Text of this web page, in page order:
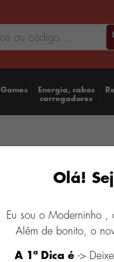
Games
Energia, cabos
carregadores
Olá!
Eu sou o Moderninho
Além de bonito, o
A 1ª Dica é->